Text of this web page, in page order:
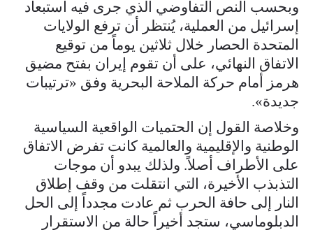
وبحسب النص التفاوضي الذي جرى فيه استبعاد
إسرائيل من العملية، يُنتظر أن ترفع الولايات
المتحدة الحصار خلال ثلاثين يوماً من توقيع
الاتفاق النهائي، على أن تقوم إيران بفتح مضيق
هرمز أمام حركة الملاحة البحرية وفق «ترتيبات
جديدة».
وخلاصة القول إن الحتميات الواقعية السياسية
الوطنية والإقليمية والعالمية كانت تفرض الاتفاق
على الأطراف أصلاً. ولذلك يبدو أن موجات
التذبذب الأخيرة، التي انتقلت من وقف إطلاق
النار إلى حافة الحرب ثم عادت مجدداً إلى الحل
الدبلوماسي، ستجد أخيراً حالة من الاستقرار